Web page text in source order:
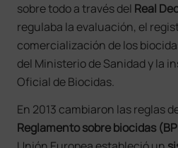
sobre todo a través del Real
regulaba la evaluación, el
comercialización de los
del Ministerio de Sanidad y la
Oficial de Biocidas.
En 2013 cambiaron las reglas
Reglamento sobre biocidas